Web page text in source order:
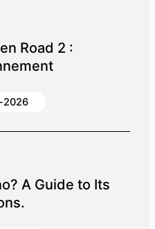
Road 2 :
2026
A Guide to Its